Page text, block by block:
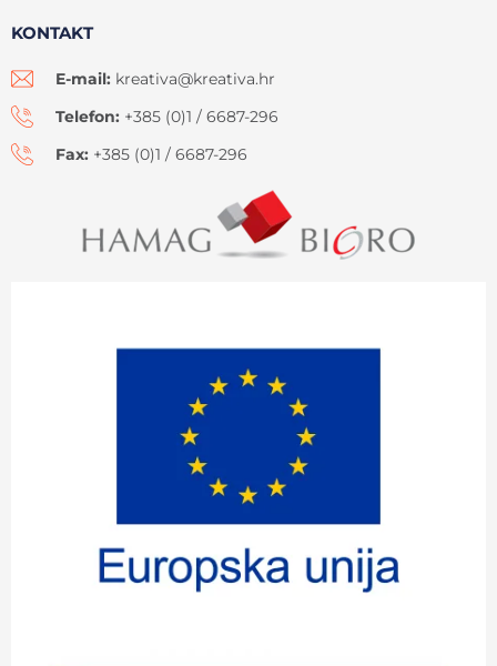
KONTAKT
E-mail: kreativa@kreativa.hr
Telefon: +385 (0)1 / 6687-296
Fax: +385 (0)1 / 6687-296